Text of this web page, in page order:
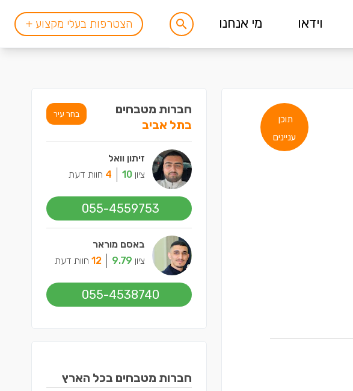
וידאו מי אנחנו הצטרפות בעלי מקצוע +
תוכן
עניינים
חברות מטבחים
בתל אביב
בחר עיר
זיתון וואל
ציון 10
4 חוות דעת
055-4559753
באסם מוראר
ציון 9.79
12 חוות דעת
055-4538740
חברות מטבחים בכל הארץ